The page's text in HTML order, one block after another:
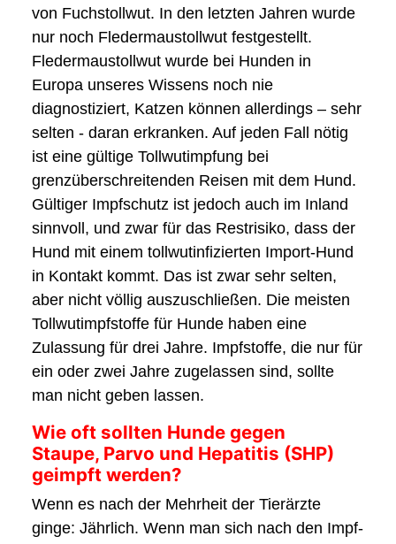
von Fuchstollwut. In den letzten Jahren wurde
nur noch Fledermaustollwut festgestellt.
Fledermaustollwut wurde bei Hunden in
Europa unseres Wissens noch nie
diagnostiziert, Katzen können allerdings – sehr
selten - daran erkranken. Auf jeden Fall nötig
ist eine gültige Tollwutimpfung bei
grenzüberschreitenden Reisen mit dem Hund.
Gültiger Impfschutz ist jedoch auch im Inland
sinnvoll, und zwar für das Restrisiko, dass der
Hund mit einem tollwutinfizierten Import-Hund
in Kontakt kommt. Das ist zwar sehr selten,
aber nicht völlig auszuschließen. Die meisten
Tollwutimpfstoffe für Hunde haben eine
Zulassung für drei Jahre. Impfstoffe, die nur für
ein oder zwei Jahre zugelassen sind, sollte
man nicht geben lassen.
Wie oft sollten Hunde gegen
Staupe, Parvo und Hepatitis (SHP)
geimpft werden?
Wenn es nach der Mehrheit der Tierärzte
ginge: Jährlich. Wenn man sich nach den Impf-